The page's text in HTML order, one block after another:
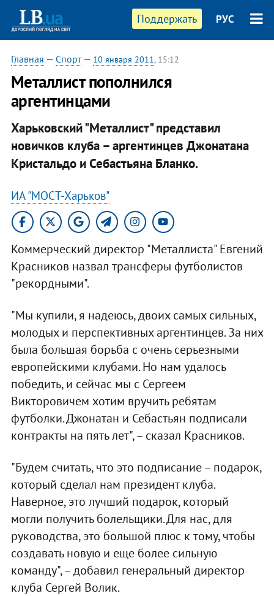
Поддержать РУС
Главная — Спорт— 10 января 2011, 15:12
Металлист пополнился
аргентинцами
Харьковский "Металлист" представил
новичков клуба – аргентинцев Джонатана
Кристальдо и Себастьяна Бланко.
ИА "МОСТ-Харьков"
Коммерческий директор "Металлиста" Евгений
Красников назвал трансферы футболистов
"рекордными".
"Мы купили, я надеюсь, двоих самых сильных,
молодых и перспективных аргентинцев. За них
была большая борьба с очень серьезными
европейскими клубами. Но нам удалось
победить, и сейчас мы с Сергеем
Викторовичем хотим вручить ребятам
футболки. Джонатан и Себастьян подписали
контракты на пять лет", – сказал Красников.
"Будем считать, что это подписание – подарок,
который сделал нам президент клуба.
Наверное, это лучший подарок, который
могли получить болельщики. Для нас, для
руководства, это большой плюс к тому, чтобы
создавать новую и еще более сильную
команду", – добавил генеральный директор
клуба Сергей Волик.